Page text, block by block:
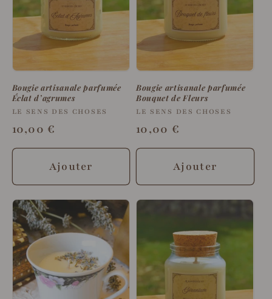
Bougie artisanale parfumée
Éclat d’agrumes
Fournisseur :
LE SENS DES CHOSES
Prix
habituel
10,00 €
Ajouter
Bougie artisanale parfumée
Bouquet de Fleurs
Fournisseur :
LE SENS DES CHOSES
Prix
habituel
10,00 €
Ajouter